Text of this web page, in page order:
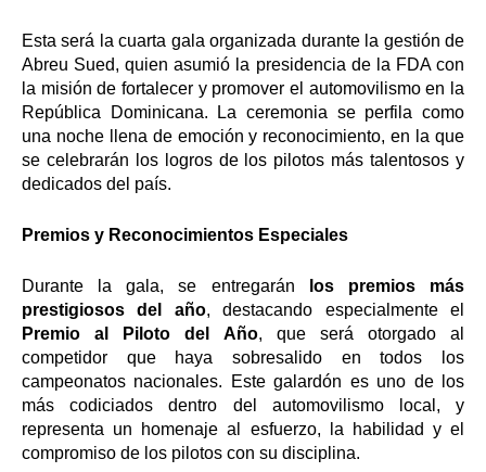
Esta será la cuarta gala organizada durante la gestión de
Abreu Sued, quien asumió la presidencia de la FDA con
la misión de fortalecer y promover el automovilismo en la
República Dominicana. La ceremonia se perfila como
una noche llena de emoción y reconocimiento, en la que
se celebrarán los logros de los pilotos más talentosos y
dedicados del país.
Premios y Reconocimientos Especiales
Durante la gala, se entregarán
los premios más
prestigiosos del año, destacando especialmente el
Premio al Piloto del Año, que será otorgado al
competidor que haya sobresalido en todos los
campeonatos nacionales. Este galardón es uno de los
más codiciados dentro del automovilismo local, y
representa un homenaje al esfuerzo, la habilidad y el
compromiso de los pilotos con su disciplina.